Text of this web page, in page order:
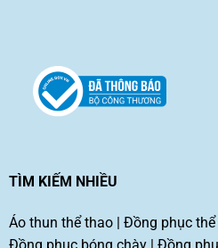
TÌM KIẾM NHIỀU
Áo thun thể thao| Đồng phục
Đồng phục bóng chày| Đồng